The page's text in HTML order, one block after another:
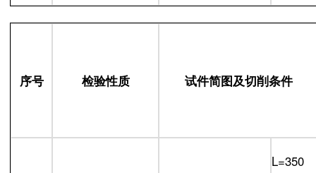
序号 检验性质 试件简图及切削条件
L=350